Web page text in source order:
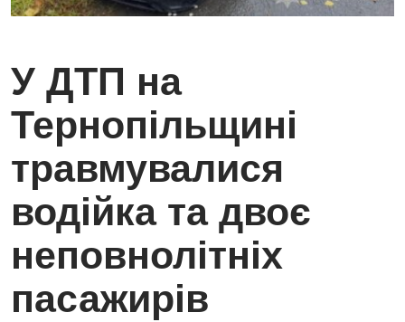
У ДТП на
Тернопільщині
травмувалися
водійка та двоє
неповнолітніх
пасажирів